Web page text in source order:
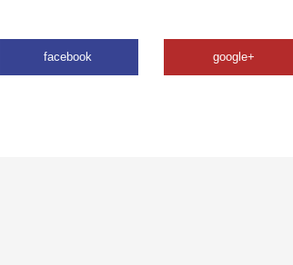
facebook google+